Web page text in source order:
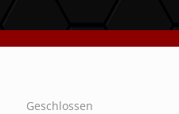
Geschlossen